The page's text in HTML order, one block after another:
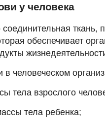
у человека
ткань,
обеспечивает
человеческом
тела взрослого
тела ребенка;